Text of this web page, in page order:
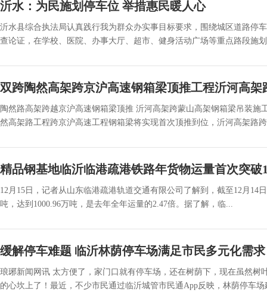
沂水：为民施划停车位 举措惠民暖人心
沂水县综合执法局认真践行我为群众办实事目标要求，围绕城区道路停
查论证，在学校、医院、办事大厅、超市、健身活动广场等重点路段施
双跨陶然高架跨京沪高速钢箱梁顶推工程沂河高架
陶然路高架跨越京沪高速钢箱梁顶推 沂河高架跨蒙山高架钢箱梁吊装
然高架路工程跨京沪高速工程钢箱梁将实现首次顶推到位，沂河高架路
精品钢基地临沂临港疏港铁路年货物运量首次突破
12月15日，记者从山东临港疏港轨道交通有限公司了解到，截至12月14
吨，达到1000.96万吨，是去年全年运量的2.47倍。据了解，临...
缓解停车难题 临沂林荫停车场满足市民多元化需求
琅琊新闻网讯 太方便了，家门口就有停车场，还在树荫下，现在虽然
的心坎上了！最近，不少市民通过临沂城管市民通App反映，林荫停车